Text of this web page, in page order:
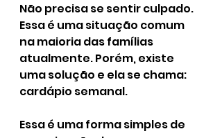
Não precisa se sentir culpado.
Essa é uma situação comum
na maioria das famílias
atualmente. Porém, existe
uma solução e ela se chama:
cardápio semanal.
Essa é uma forma simples de